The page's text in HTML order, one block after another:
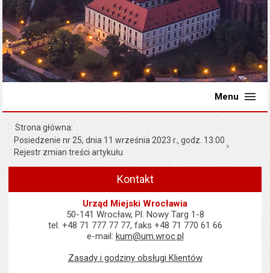
Menu
Strona główna
Posiedzenie nr 25, dnia 11 września 2023 r., godz. 13:00
Rejestr zmian treści artykułu
Kontakt
Urząd Miejski Wrocławia
50-141 Wrocław, Pl. Nowy Targ 1-8
tel. +48 71 777 77 77, faks +48 71 770 61 66
e-mail: kum@um.wroc.pl
Zasady i godziny obsługi Klientów